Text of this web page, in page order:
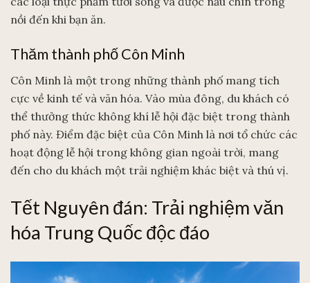
nồi đến khi bạn ăn.
Thăm thành phố Côn Minh
Côn Minh là một trong những thành phố mang tích
cực về kinh tế và văn hóa. Vào mùa đông, du khách có
thể thưởng thức không khí lễ hội đặc biệt trong thành
phố này. Điểm đặc biệt của Côn Minh là nơi tổ chức các
hoạt động lễ hội trong không gian ngoài trời, mang
đến cho du khách một trải nghiệm khác biệt và thú vị.
Tết Nguyên đán: Trải nghiệm văn
hóa Trung Quốc độc đáo